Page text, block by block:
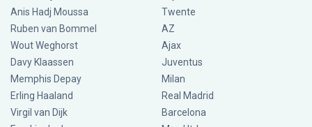
Anis Hadj Moussa
Ruben van Bommel
Wout Weghorst
Davy Klaassen
Memphis Depay
Erling Haaland
Virgil van Dijk
Twente
AZ
Ajax
Juventus
Milan
Real Madrid
Barcelona